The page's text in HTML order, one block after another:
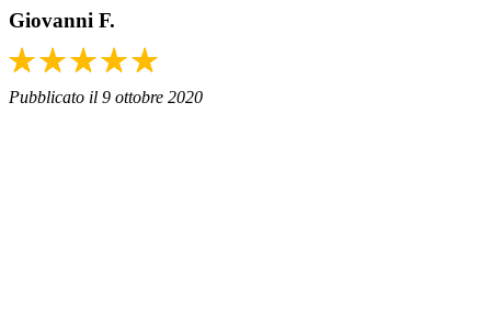
Giovanni F.
Pubblicato il 9 ottobre 2020